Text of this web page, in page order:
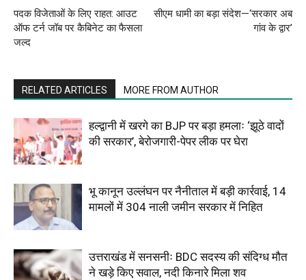
पदक विजेताओं के लिए राहत: आउट
ऑफ टर्न जॉब पर कैबिनेट का फैसला
जल्द
सीएम धामी का बड़ा संदेश—‘सरकार अब
गांव के द्वार’
RELATED ARTICLES MORE FROM AUTHOR
हल्द्वानी में खरगे का BJP पर बड़ा हमलाः ‘झूठे वादों
की सरकार’, बेरोजगारी-पेपर लीक पर घेरा
भू कानून उल्लंघन पर नैनीताल में बड़ी कार्रवाई, 14
मामलों में 304 नाली जमीन सरकार में निहित
उत्तराखंड में सनसनीः BDC सदस्य की संदिग्ध मौत
ने खड़े किए सवाल, नदी किनारे मिला शव